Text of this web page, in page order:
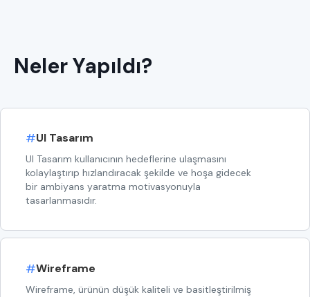
Neler Yapıldı?
#UI Tasarım
UI Tasarım kullanıcının hedeflerine ulaşmasını
kolaylaştırıp hızlandıracak şekilde ve hoşa gidecek
bir ambiyans yaratma motivasyonuyla
tasarlanmasıdır.
#Wireframe
Wireframe, ürünün düşük kaliteli ve basitleştirilmiş